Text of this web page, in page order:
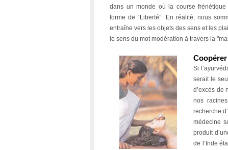
dans un monde où la course
forme de “Liberté”. En réalité, nous
entraîne vers les objets des sens et les
le sens du mot modération à travers la
Si
serait le
d’excès de
nos
recherche
médecine
produit
de l’Inde